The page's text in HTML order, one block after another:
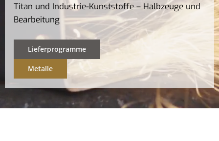
Titan und Industrie-Kunststoffe – Halbzeuge und
Bearbeitung
Lieferprogramme
Metalle